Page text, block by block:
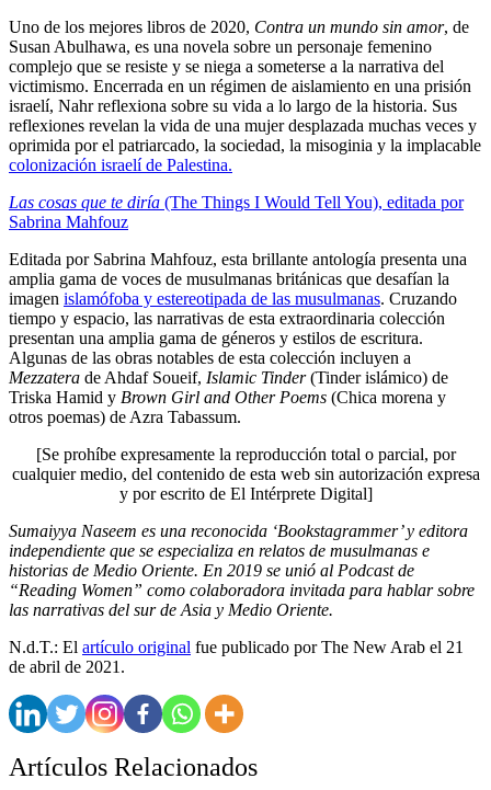
Uno de los mejores libros de 2020, Contra un mundo sin amor, de
Susan Abulhawa, es una novela sobre un personaje femenino
complejo que se resiste y se niega a someterse a la narrativa del
victimismo. Encerrada en un régimen de aislamiento en una prisión
israelí, Nahr reflexiona sobre su vida a lo largo de la historia. Sus
reflexiones revelan la vida de una mujer desplazada muchas veces y
oprimida por el patriarcado, la sociedad, la misoginia y la implacable
colonización israelí de Palestina.
Las cosas que te diría (The Things I Would Tell You), editada por
Sabrina Mahfouz
Editada por Sabrina Mahfouz, esta brillante antología presenta una
amplia gama de voces de musulmanas británicas que desafían la
imagen islamófoba y estereotipada de las musulmanas. Cruzando
tiempo y espacio, las narrativas de esta extraordinaria colección
presentan una amplia gama de géneros y estilos de escritura.
Algunas de las obras notables de esta colección incluyen a
Mezzatera de Ahdaf Soueif, Islamic Tinder(Tinder islámico) de
Triska Hamid y Brown Girl and Other Poems (Chica morena y
otros poemas) de Azra Tabassum.
[Se prohíbe expresamente la reproducción total o parcial, por
cualquier medio, del contenido de esta web sin autorización expresa
y por escrito de El Intérprete Digital]
Sumaiyya Naseem es una reconocida ‘Bookstagrammer’ y editora
independiente que se especializa en relatos de musulmanas e
historias de Medio Oriente. En 2019 se unió al Podcast de
“Reading Women” como colaboradora invitada para hablar sobre
las narrativas del sur de Asia y Medio Oriente.
N.d.T.: El artículo original fue publicado por The New Arab el 21
de abril de 2021.
Artículos Relacionados